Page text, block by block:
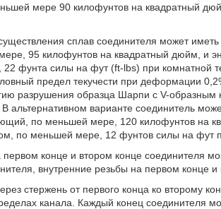
мере 90 килофунтов на квадратный
сплав соединителя может
95 килофунтов на квадратный дюйм, и
фунта силы на фут (ft-lbs) при комнатной
предел текучести при деформации
разрушения образца Шарпи с V-
альтернативном варианте соединитель
по меньшей мере, 120 килофунтов на
по меньшей мере, 12 фунтов силы на фут
конце и втором конце соединителя
внутренние резьбы на первом конце
стержень от первого конца ко второму
канала. Каждый конец соединителя